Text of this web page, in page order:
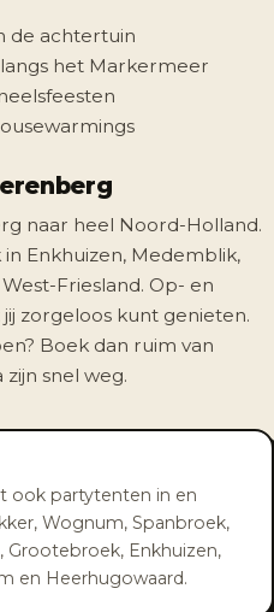
de achtertuin
het Markermeer
naar heel Noord-Holland.
Enkhuizen, Medemblik,
Friesland. Op- en
zorgeloos kunt genieten.
Boek dan ruim van
snel weg.
ook partytenten in en
Wognum, Spanbroek,
Grootebroek, Enkhuizen,
en Heerhugowaard.